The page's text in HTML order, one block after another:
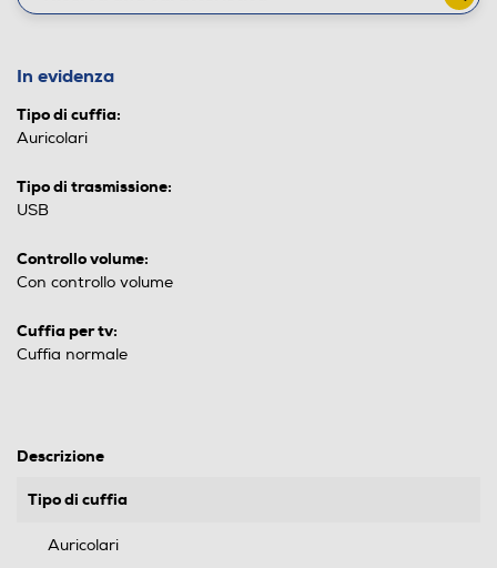
In evidenza
Tipo di cuffia:
Auricolari
Tipo di trasmissione:
USB
Controllo volume:
Con controllo volume
Cuffia per tv:
Cuffia normale
Descrizione
Tipo di cuffia
Auricolari